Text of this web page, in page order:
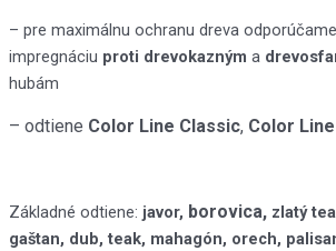
– pre maximálnu ochranu dreva
impregnáciu proti drevokazným a
hubám
– odtiene Color Line Classic, Color
Základné odtiene: javor, borovica, zlatý
gaštan, dub, teak, mahagón, orech,